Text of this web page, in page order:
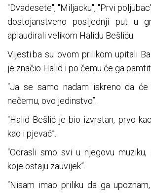
"Dvadesete", "Miljacku", "Prvi
dostojanstveno posljednji put u
aplaudirali velikom Halidu Bešliću.
Vijesti.ba su ovom prilikom upitali
je značio Halid i po čemu će ga
“Ja se samo nadam iskreno da
nečemu, ovo jedinstvo”.
“Halid Bešlić je bio izvrstan, prvo
kao i pjevač”.
“Odrasli smo svi u njegovu
koje ostaju zauvijek”.
“Nisam imao priliku da ga